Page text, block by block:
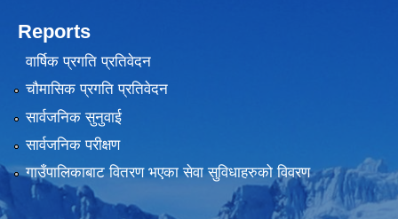
Reports
वार्षिक प्रगति प्रतिवेदन
चौमासिक प्रगति प्रतिवेदन
सार्वजनिक सुनुवाई
सार्वजनिक परीक्षण
गाउँपालिकाबाट वितरण भएका सेवा सुविधाहरुको विवरण